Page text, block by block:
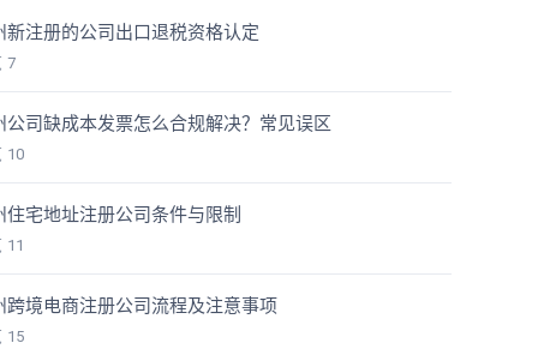
新注册的公司出口退税资格认定
7
公司缺成本发票怎么合规解决？常见误区
10
住宅地址注册公司条件与限制
11
跨境电商注册公司流程及注意事项
15